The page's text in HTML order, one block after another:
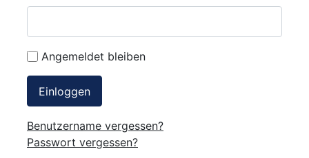
Angemeldet bleiben
Einloggen
Benutzername vergessen?
Passwort vergessen?